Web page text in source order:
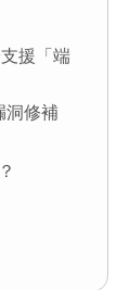
援「端
洞修補